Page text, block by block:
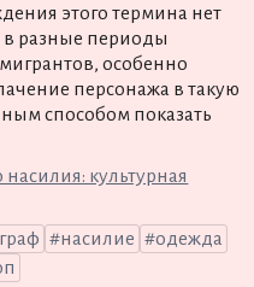
этого термина нет
в разные периоды
особенно
персонажа в такую
способом показать
культурная
насилие
одежда